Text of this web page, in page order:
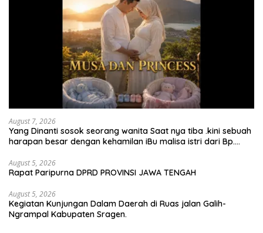
August 7, 2026
Yang Dinanti sosok seorang wanita Saat nya tiba .kini sebuah
harapan besar dengan kehamilan iBu malisa istri dari Bp.
Musa & Princes.
August 5, 2026
Rapat Paripurna DPRD PROVINSI JAWA TENGAH
August 5, 2026
Kegiatan Kunjungan Dalam Daerah di Ruas jalan Galih-
Ngrampal Kabupaten Sragen.